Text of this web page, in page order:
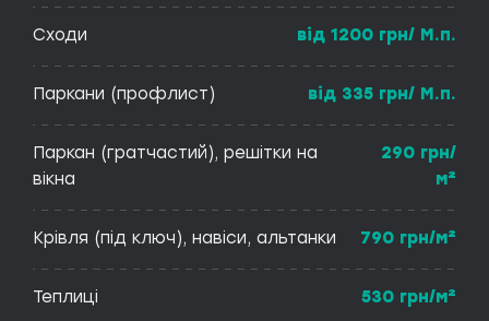
Сходи від 1200 грн/ М.п.
Паркани (профлист) від 335 грн/ М.п.
Паркан (гратчастий), решітки на
вікна
290 грн/
м²
Крівля (під ключ), навіси, альтанки 790 грн/м²
Теплиці 530 грн/м²